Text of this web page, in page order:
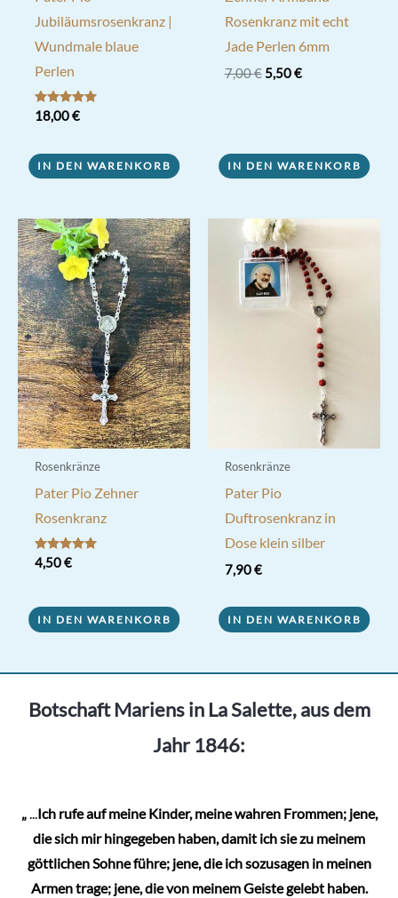
Jubiläumsrosenkranz |
Wundmale blaue
Perlen
Bewertet mit
5.00
18,00€
IN DEN WARENKORB
Rosenkranz mit echt
Jade Perlen 6mm
7,00€ Ursprünglicher
5,50€Aktueller
IN DEN WARENKORB
Rosenkränze
Pater Pio Zehner
Rosenkranz
Bewertet mit
5.00
4,50€
IN DEN WARENKORB
Rosenkränze
Pater Pio
Duftrosenkranz in
Dose klein silber
7,90€
IN DEN WARENKORB
Botschaft Mariens in La Salette, aus dem
Jahr 1846:
„...Ich rufe auf meine Kinder, meine wahren Frommen; jene,
die sich mir hingegeben haben, damit ich sie zu meinem
göttlichen Sohne führe; jene, die ich sozusagen in meinen
Armen trage; jene, die von meinem Geiste gelebt haben.